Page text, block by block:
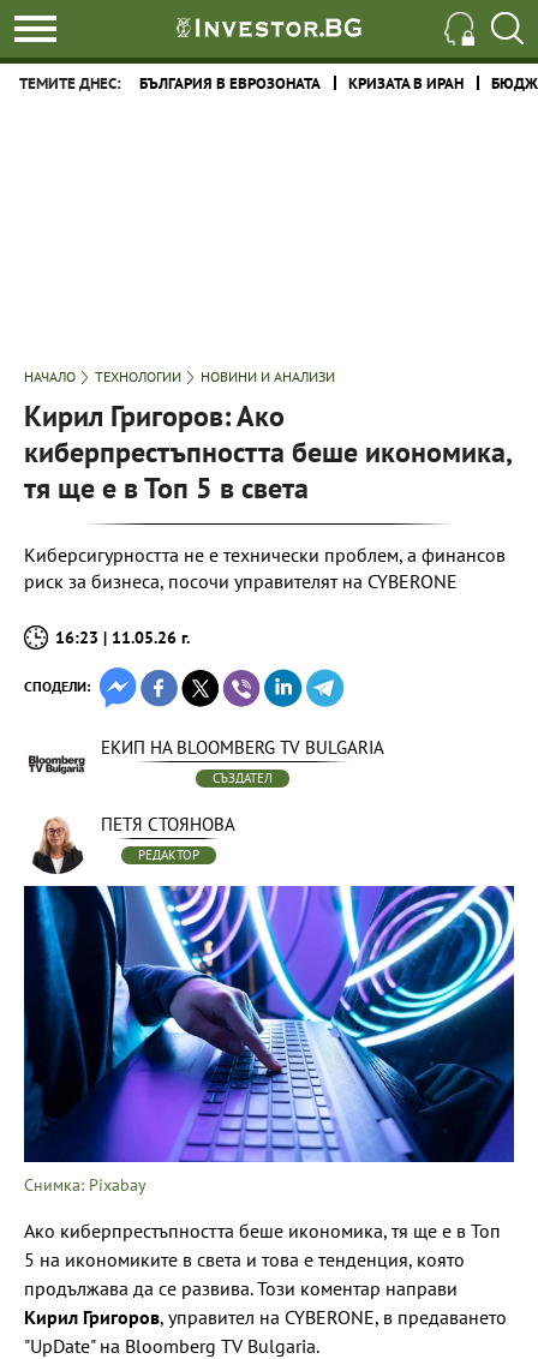
ТЕМИТЕ ДНЕС: БЪЛГАРИЯ В ЕВРОЗОНАТА КРИЗАТА В ИРАН
НАЧАЛО ТЕХНОЛОГИИ НОВИНИ И АНАЛИЗИ
Кирил Григоров: Ако
киберпрестъпността беше икономика,
тя ще е в Топ 5 в света
Киберсигурността не е технически проблем, а финансов
риск за бизнеса, посочи управителят на CYBERONE
16:23 | 11.05.26 г.
СПОДЕЛИ:
ЕКИП НА BLOOMBERG TV BULGARIA
СЪЗДАТЕЛ
ПЕТЯ СТОЯНОВА
РЕДАКТОР
Снимка: Pixabay
Ако киберпрестъпността беше икономика, тя ще е в Топ
5 на икономиките в света и това е тенденция, която
продължава да се развива. Този коментар направи
Кирил Григоров, управител на CYBERONE, в предаването
"UpDate" на Bloomberg TV Bulgaria.